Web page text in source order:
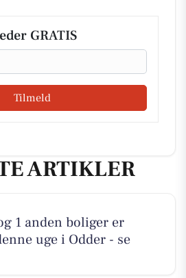
GRATIS
Tilmeld
ARTIKLER
1 anden boliger er
uge i Odder - se